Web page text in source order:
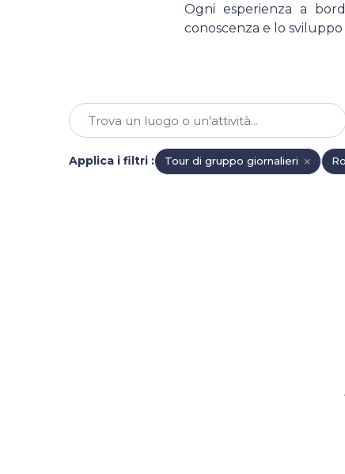
Ogni esperienza a
conoscenza e lo
Applica i filtri : Tour di gruppo giornalieri